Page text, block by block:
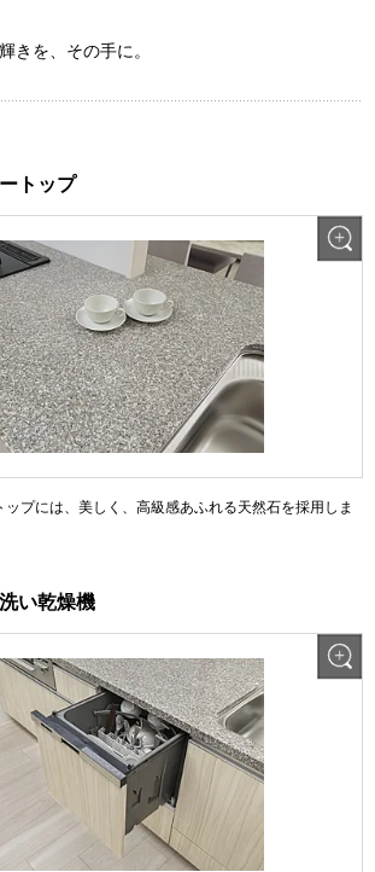
きを、その手に。
トップ
プには、美しく、高級感あふれる天然石を採用しま
い乾燥機